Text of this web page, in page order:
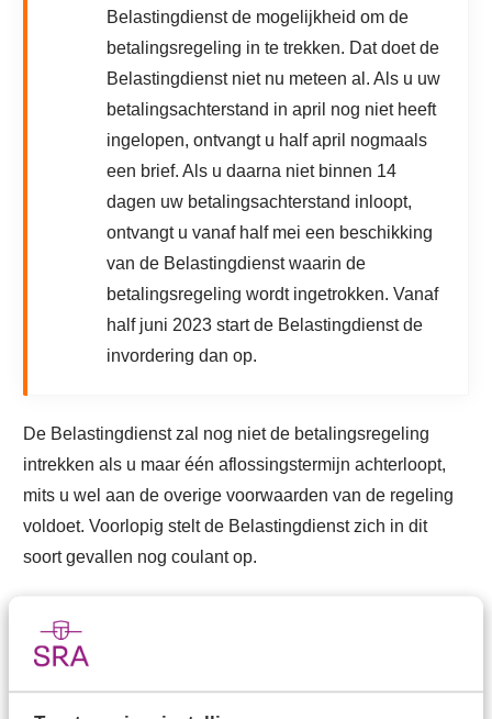
Belastingdienst de mogelijkheid om de
betalingsregeling in te trekken. Dat doet de
Belastingdienst niet nu meteen al. Als u uw
betalingsachterstand in april nog niet heeft
ingelopen, ontvangt u half april nogmaals
een brief. Als u daarna niet binnen 14
dagen uw betalingsachterstand inloopt,
ontvangt u vanaf half mei een beschikking
van de Belastingdienst waarin de
betalingsregeling wordt ingetrokken. Vanaf
half juni 2023 start de Belastingdienst de
invordering dan op.
De Belastingdienst zal nog niet de betalingsregeling
intrekken als u maar één aflossingstermijn achterloopt,
mits u wel aan de overige voorwaarden van de regeling
voldoet. Voorlopig stelt de Belastingdienst zich in dit
soort gevallen nog coulant op.
Mogelijkheden coronabelastingschulden
betalingsregeling te voldoen, dan zijn er nog